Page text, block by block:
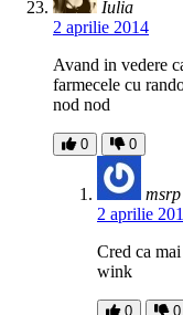
Iulia
2 aprilie 2014
Avand in vedere
farmecele cu
nod nod
0 0
msrp
2 aprilie
Cred ca
wink
0 0